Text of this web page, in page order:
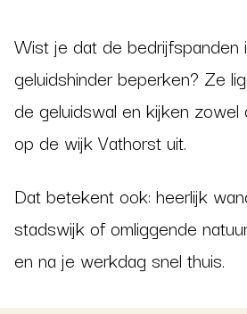
Wist je dat de bedrijfspanden
geluidshinder beperken? Ze
de geluidswal en kijken
op de wijk Vathorst uit.
Dat betekent ook: heerlijk
stadswijk of omliggende
en na je werkdag snel thuis.